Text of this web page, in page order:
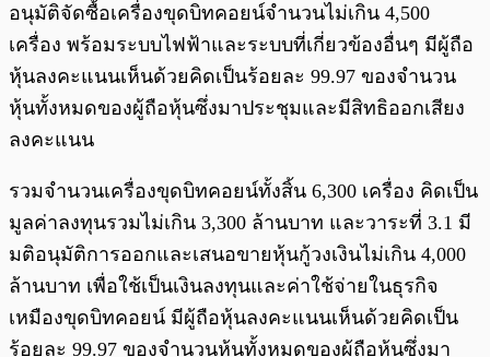
อนุมัติจัดซื้อเครื่องขุดบิทคอยน์จํานวนไม่เกิน 4,500
เครื่อง พร้อมระบบไฟฟ้าและระบบที่เกี่ยวข้องอื่นๆ มีผู้ถือ
หุ้นลงคะแนนเห็นด้วยคิดเป็นร้อยละ 99.97 ของจำนวน
หุ้นทั้งหมดของผู้ถือหุ้นซึ่งมาประชุมและมีสิทธิออกเสียง
ลงคะแนน
รวมจำนวนเครื่องขุดบิทคอยน์ทั้งสิ้น 6,300 เครื่อง คิดเป็น
มูลค่าลงทุนรวมไม่เกิน 3,300 ล้านบาท และวาระที่ 3.1 มี
มติอนุมัติการออกและเสนอขายหุ้นกู้วงเงินไม่เกิน 4,000
ล้านบาท เพื่อใช้เป็นเงินลงทุนและค่าใช้จ่ายในธุรกิจ
เหมืองขุดบิทคอยน์ มีผู้ถือหุ้นลงคะแนนเห็นด้วยคิดเป็น
ร้อยละ 99.97 ของจำนวนหุ้นทั้งหมดของผู้ถือหุ้นซึ่งมา